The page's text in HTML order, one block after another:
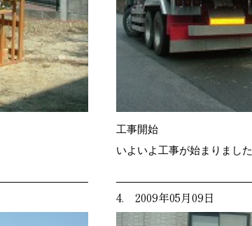
工事開始
いよいよ工事が始まりました
4. 2009年05月09日